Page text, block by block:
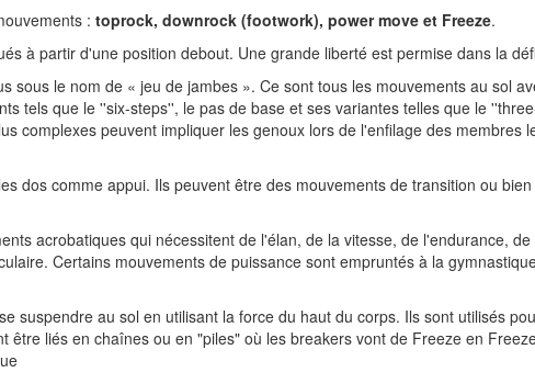
: toprock, downrock (footwork), power move et Freeze.
à partir d'une position debout. Une grande liberté est permise dans la
sous le nom de « jeu de jambes ». Ce sont tous les mouvements au sol
tels que le ''six-steps'', le pas de base et ses variantes telles que le
complexes peuvent impliquer les genoux lors de l'enfilage des membres
dos comme appui. Ils peuvent être des mouvements de transition ou
acrobatiques qui nécessitent de l'élan, de la vitesse, de l'endurance,
Certains mouvements de puissance sont empruntés à la
suspendre au sol en utilisant la force du haut du corps. Ils sont utilisés
être liés en chaînes ou en "piles" où les breakers vont de Freeze en